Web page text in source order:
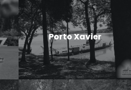
Porto Xavier